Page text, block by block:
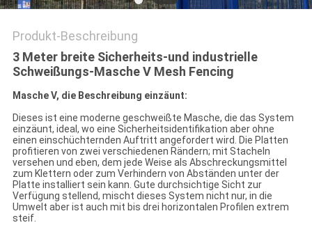
Produkt-Beschreibung
3 Meter breite Sicherheits-und industrielle
Schweißungs-Masche V Mesh Fencing
Masche V, die Beschreibung einzäunt:
Dieses ist eine moderne geschweißte Masche, die das System
einzäunt, ideal, wo eine Sicherheitsidentifikation aber ohne
einen einschüchternden Auftritt angefordert wird. Die Platten
profitieren von zwei verschiedenen Rändern; mit Stacheln
versehen und eben, dem jede Weise als Abschreckungsmittel
zum Klettern oder zum Verhindern von Abständen unter der
Platte installiert sein kann. Gute durchsichtige Sicht zur
Verfügung stellend, mischt dieses System nicht nur, in die
Umwelt aber ist auch mit bis drei horizontalen Profilen extrem
steif.